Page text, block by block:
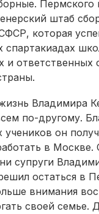
Пермского
штаб
которая
спартакиадах
и ответственных
Владимира
по-другому.
учеников он
в Москве.
супруги
остаться в
внимания
своей семье.